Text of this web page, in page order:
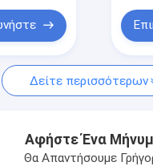
Δείτε περισσότερων
Αφήστε Ένα
Θα Απαντήσουμε